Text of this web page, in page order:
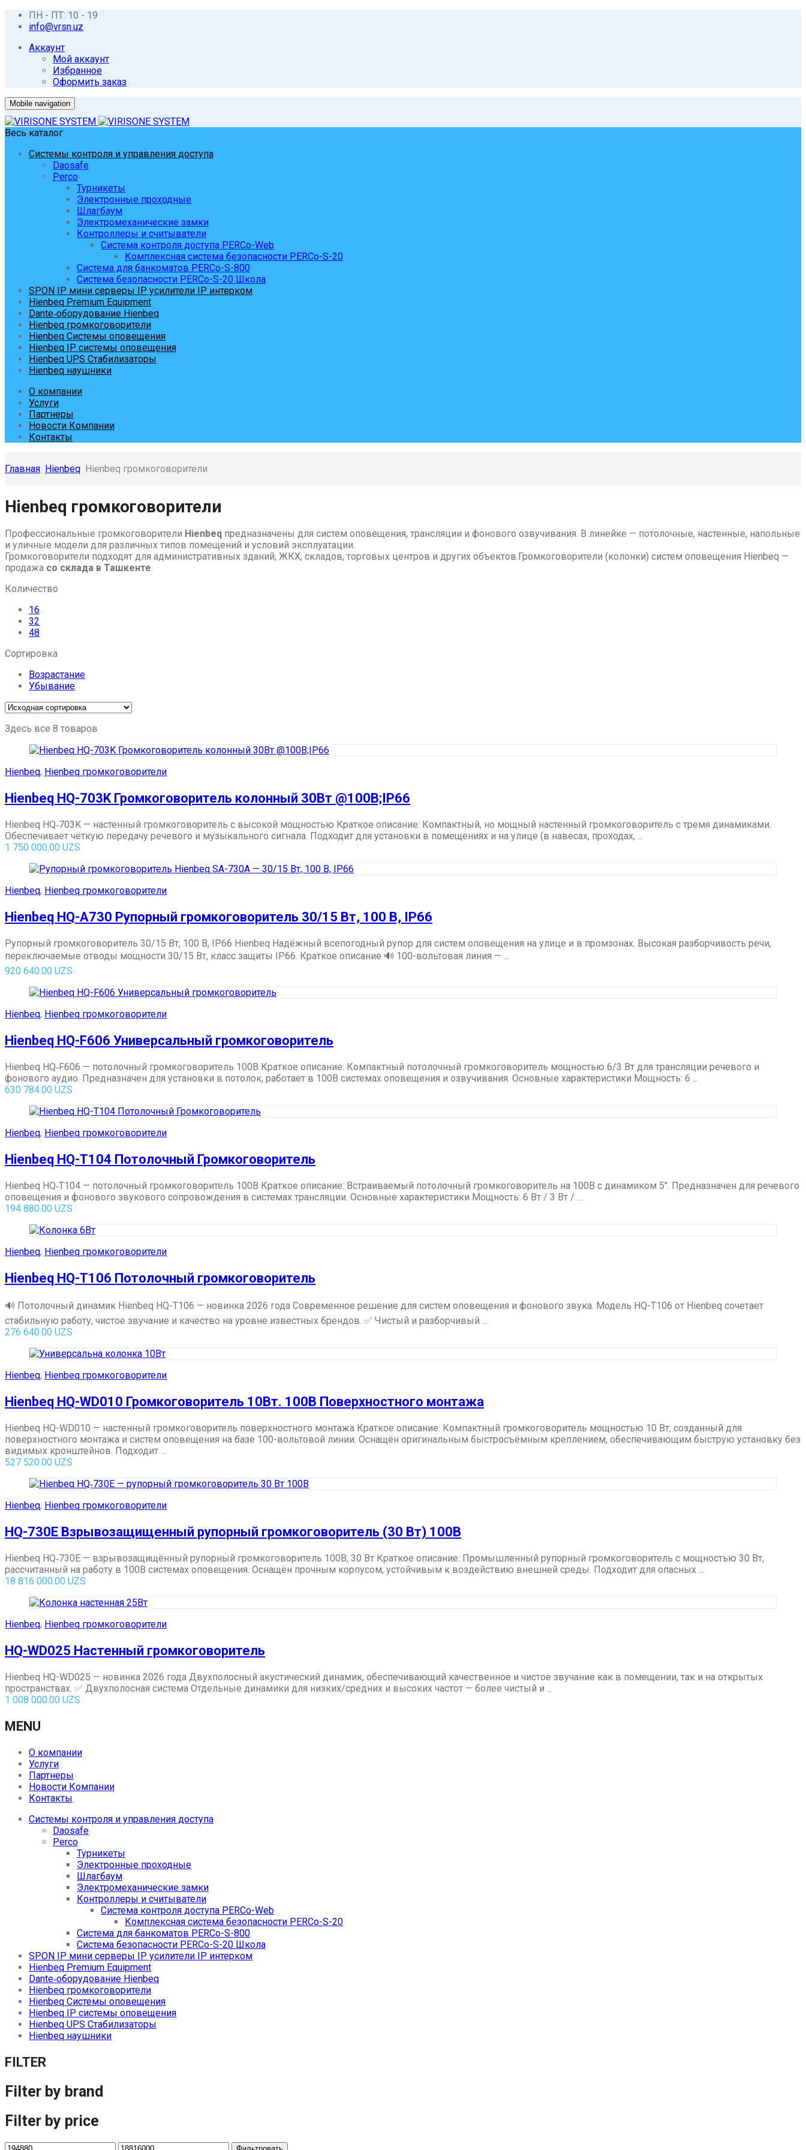
ПН - ПТ: 10 - 19
info@vrsn.uz
Аккаунт
Мой аккаунт
Избранное
Оформить заказ
Mobile navigation
Весь каталог
Системы контроля и управления доступа
Daosafe
Perco
Турникеты
Электронные проходные
Шлагбаум
Электромеханические замки
Контроллеры и считыватели
Система контроля доступа PERCo-Web
Комплексная система безопасности PERCo-S-20
Система для банкоматов PERCo-S-800
Система безопасности PERCo-S-20 Школа
SPON IP мини серверы IP усилители IP интерком
Hienbeq Premium Equipment
Dante‑оборудование Hienbeq
Hienbeq громкоговорители
Hienbeq Системы оповещения
Hienbeq IP системы оповещения
Hienbeq UPS Стабилизаторы
Hienbeq наушники
О компании
Услуги
Партнеры
Новости Компании
Контакты
Главная Hienbeq Hienbeq громкоговорители
Skip
toHienbeq громкоговорители
Профессиональные громкоговорители Hienbeq предназначены для систем оповещения, трансляции и фонового озвучивания. В линейке — потолочные, настенные, напольные
и уличные модели для различных типов помещений и условий эксплуатации.
Громкоговорители подходят для административных зданий, ЖКХ, складов, торговых центров и других объектов.Громкоговорители (колонки) систем оповещения Hienbeq —
продажа со склада в Ташкенте
Количество
16
32
48
Сортировка
Возрастание
Убывание
Здесь все 8 товаров
Hienbeq, Hienbeq громкоговорители
Hienbeq HQ-703K Громкоговоритель колонный 30Вт @100В;IP66
Hienbeq HQ‑703K — настенный громкоговоритель с высокой мощностью Краткое описание: Компактный, но мощный настенный громкоговоритель с тремя динамиками.
Обеспечивает чёткую передачу речевого и музыкального сигнала. Подходит для установки в помещениях и на улице (в навесах, проходах, ...
1 750 000.00 UZS
Hienbeq, Hienbeq громкоговорители
Hienbeq HQ-A730 Рупорный громкоговоритель 30/15 Вт, 100 В, IP66
Рупорный громкоговоритель 30/15 Вт, 100 В, IP66 Hienbeq Надёжный всепогодный рупор для систем оповещения на улице и в промзонах. Высокая разборчивость речи,
переключаемые отводы мощности 30/15 Вт, класс защиты IP66. Краткое описание 🔊 100-вольтовая линия — ...
920 640.00 UZS
Hienbeq, Hienbeq громкоговорители
Hienbeq HQ-F606 Универсальный громкоговоритель
Hienbeq HQ‑F606 — потолочный громкоговоритель 100В Краткое описание: Компактный потолочный громкоговоритель мощностью 6/3 Вт для трансляции речевого и
фонового аудио. Предназначен для установки в потолок, работает в 100В системах оповещения и озвучивания. Основные характеристики Мощность: 6 ...
630 784.00 UZS
Hienbeq, Hienbeq громкоговорители
Hienbeq HQ-T104 Потолочный Громкоговоритель
Hienbeq HQ‑T104 — потолочный громкоговоритель 100В Краткое описание: Встраиваемый потолочный громкоговоритель на 100В с динамиком 5″. Предназначен для речевого
оповещения и фонового звукового сопровождения в системах трансляции. Основные характеристики Мощность: 6 Вт / 3 Вт / ...
194 880.00 UZS
Hienbeq, Hienbeq громкоговорители
Hienbeq HQ-T106 Потолочный громкоговоритель
🔊 Потолочный динамик Hienbeq HQ-T106 — новинка 2026 года Современное решение для систем оповещения и фонового звука. Модель HQ-T106 от Hienbeq сочетает
стабильную работу, чистое звучание и качество на уровне известных брендов. ✅ Чистый и разборчивый ...
276 640.00 UZS
Hienbeq, Hienbeq громкоговорители
Hienbeq HQ-WD010 Громкоговоритель 10Вт. 100В Поверхностного монтажа
Hienbeq HQ-WD010 — настенный громкоговоритель поверхностного монтажа Краткое описание: Компактный громкоговоритель мощностью 10 Вт, созданный для
поверхностного монтажа и систем оповещения на базе 100-вольтовой линии. Оснащён оригинальным быстросъёмным креплением, обеспечивающим быструю установку без
видимых кронштейнов. Подходит ...
527 520.00 UZS
Hienbeq, Hienbeq громкоговорители
HQ-730E Взрывозащищенный рупорный громкоговоритель (30 Вт) 100В
Hienbeq HQ‑730E — взрывозащищённый рупорный громкоговоритель 100В, 30 Вт Краткое описание: Промышленный рупорный громкоговоритель с мощностью 30 Вт,
рассчитанный на работу в 100В системах оповещения. Оснащён прочным корпусом, устойчивым к воздействию внешней среды. Подходит для опасных ...
18 816 000.00 UZS
Hienbeq, Hienbeq громкоговорители
HQ-WD025 Настенный громкоговоритель
Hienbeq HQ-WD025 — новинка 2026 года Двухполосный акустический динамик, обеспечивающий качественное и чистое звучание как в помещении, так и на открытых
пространствах. ✅ Двухполосная система Отдельные динамики для низких/средних и высоких частот — более чистый и ...
1 008 000.00 UZS
MENU
О компании
Услуги
Партнеры
Новости Компании
Контакты
Системы контроля и управления доступа
Daosafe
Perco
Турникеты
Электронные проходные
Шлагбаум
Электромеханические замки
Контроллеры и считыватели
Система контроля доступа PERCo-Web
Комплексная система безопасности PERCo-S-20
Система для банкоматов PERCo-S-800
Система безопасности PERCo-S-20 Школа
SPON IP мини серверы IP усилители IP интерком
Hienbeq Premium Equipment
Dante‑оборудование Hienbeq
Hienbeq громкоговорители
Hienbeq Системы оповещения
Hienbeq IP системы оповещения
Hienbeq UPS Стабилизаторы
Hienbeq наушники
FILTER
Filter by brand
Filter by price